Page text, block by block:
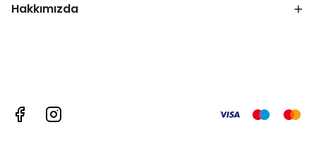
Hakkımızda